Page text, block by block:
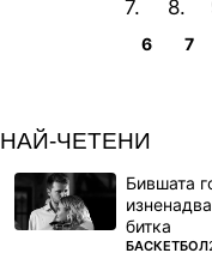
6 7
НАЙ-ЧЕТЕНИ
Бившата
битка
ПОВЕЧЕ ОТ
БАСКЕТБОЛ